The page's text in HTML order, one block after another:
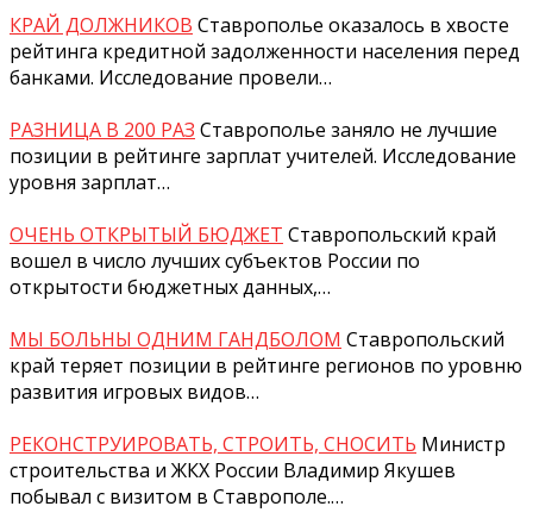
КРАЙ ДОЛЖНИКОВ Ставрополье оказалось в хвосте
рейтинга кредитной задолженности населения перед
банками. Исследование провели…
РАЗНИЦА В 200 РАЗ Ставрополье заняло не лучшие
позиции в рейтинге зарплат учителей. Исследование
уровня зарплат…
ОЧЕНЬ ОТКРЫТЫЙ БЮДЖЕТ Ставропольский край
вошел в число лучших субъектов России по
открытости бюджетных данных,…
МЫ БОЛЬНЫ ОДНИМ ГАНДБОЛОМ Ставропольский
край теряет позиции в рейтинге регионов по уровню
развития игровых видов…
РЕКОНСТРУИРОВАТЬ, СТРОИТЬ, СНОСИТЬ Министр
строительства и ЖКХ России Владимир Якушев
побывал с визитом в Ставрополе.…